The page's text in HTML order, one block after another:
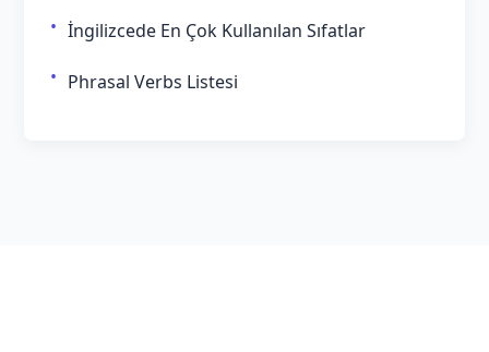
İngilizcede En Çok Kullanılan Sıfatlar
Phrasal Verbs Listesi